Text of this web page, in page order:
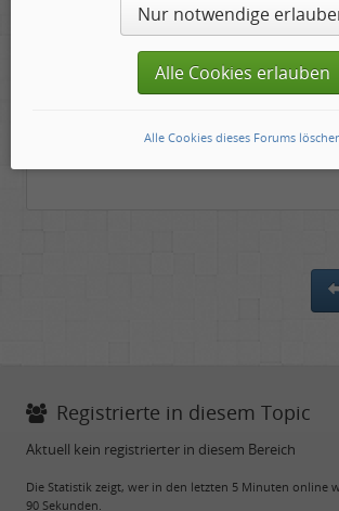
...und ich empfehle, auch hier einmal
Registrierte in diesem Topic
Aktuell kein registrierter in diesem Bereich
Die Statistik zeigt, wer in den letzten 5 Minuten online
90 Sekunden.
Nur notwendige
Alle Cookies erlauben
Alle Cookies dieses Forums